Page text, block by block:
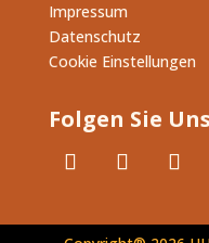
Impressum
Datenschutz
Cookie Einstellungen
Folgen Sie Uns